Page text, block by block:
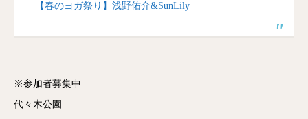
【春のヨガ祭り】浅野佑介&SunLily
※参加者募集中
代々木公園